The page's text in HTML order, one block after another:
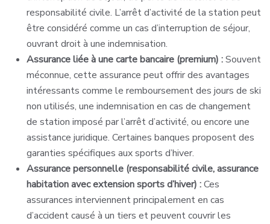
responsabilité civile. L’arrêt d’activité de la station peut
être considéré comme un cas d’interruption de séjour,
ouvrant droit à une indemnisation.
Assurance liée à une carte bancaire (premium) :Souvent
méconnue, cette assurance peut offrir des avantages
intéressants comme le remboursement des jours de ski
non utilisés, une indemnisation en cas de changement
de station imposé par l’arrêt d’activité, ou encore une
assistance juridique. Certaines banques proposent des
garanties spécifiques aux sports d’hiver.
Assurance personnelle (responsabilité civile, assurance
habitation avec extension sports d’hiver) :Ces
assurances interviennent principalement en cas
d’accident causé à un tiers et peuvent couvrir les